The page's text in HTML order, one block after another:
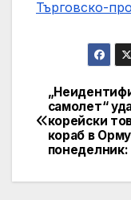
Търговско-
Post
самолет“
корейски
кораб в
понеделник: